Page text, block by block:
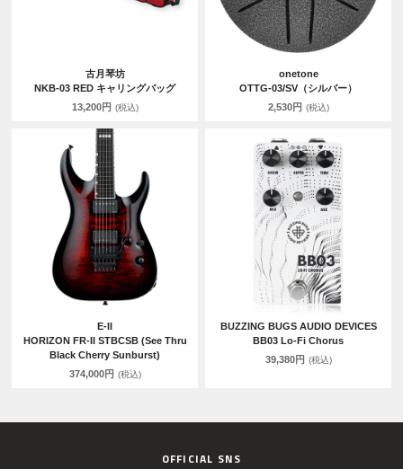
古月琴坊
NKB-03 RED キャリングバッグ
13,200円 (税込)
onetone
OTTG-03/SV（シルバー）
2,530円 (税込)
E-II
HORIZON FR-II STBCSB (See Thru
Black Cherry Sunburst)
374,000円 (税込)
BUZZING BUGS AUDIO DEVICES
BB03 Lo-Fi Chorus
39,380円 (税込)
OFFICIAL SNS